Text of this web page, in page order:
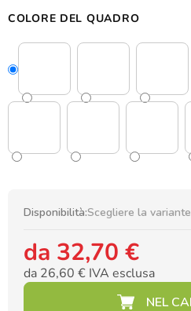
COLORE DEL QUADRO
Disponibilità:Scegliere la variante
da 32,70 €
da 26,60 € IVA esclusa
Prezzo della misura: